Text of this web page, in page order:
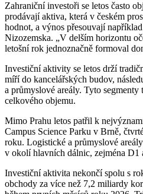
Zahraniční investoři se letos často
prodávají aktiva, která v českém
hodnot, a výnos přesouvají
Nizozemska. „V delším horizontu
letošní rok jednoznačně formoval
Investiční aktivity se letos drží
míří do kancelářských budov,
a průmyslové areály. Tyto
celkového objemu.
Mimo Prahu letos patřil k
Campus Science Parku v Brně,
roku. Logistické a průmyslové
v okolí hlavních dálnic, zejména D1
Investiční aktivita nekončí spolu s
obchody za více než 7,2 miliardy